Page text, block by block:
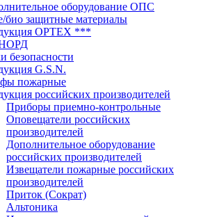
оборудование ОПС
био защитные материалы
OPTEХ ***
безопасности
G.S.N.
пожарные
российских производителей
Приборы приемно-контрольные
Оповещатели российских
производителей
Дополнительное оборудование
российских производителей
Извещатели пожарные российских
производителей
Приток (Сократ)
Альтоника